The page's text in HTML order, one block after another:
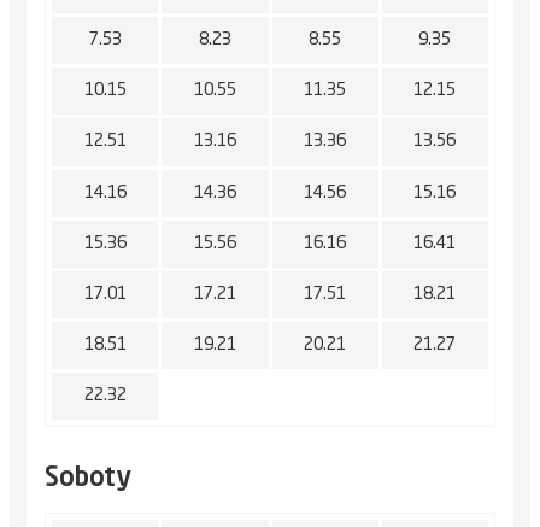
7.53 8.23 8.55 9.35
10.15 10.55 11.35 12.15
12.51 13.16 13.36 13.56
14.16 14.36 14.56 15.16
15.36 15.56 16.16 16.41
17.01 17.21 17.51 18.21
18.51 19.21 20.21 21.27
22.32
Soboty